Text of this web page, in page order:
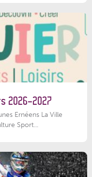
2026-2027
Ernéens La Ville
Sport...